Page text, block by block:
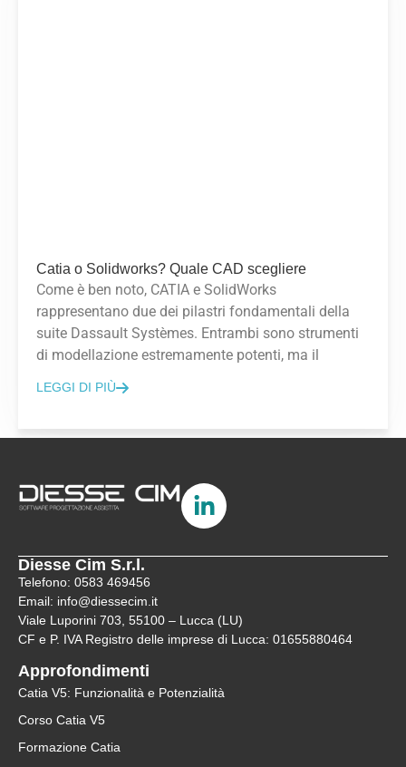
Catia o Solidworks? Quale CAD scegliere
Come è ben noto, CATIA e SolidWorks
rappresentano due dei pilastri fondamentali della
suite Dassault Systèmes. Entrambi sono strumenti
di modellazione estremamente potenti, ma il
LEGGI DI PIÙ
Diesse Cim S.r.l.
Telefono: 0583 469456
Email: info@diessecim.it
Viale Luporini 703, 55100 – Lucca (LU)
CF e P. IVA Registro delle imprese di Lucca: 01655880464
Approfondimenti
Catia V5: Funzionalità e Potenzialità
Corso Catia V5
Formazione Catia